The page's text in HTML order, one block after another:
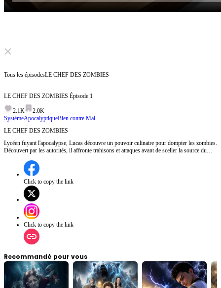
Click to unmute
Tous les épisodesLE CHEF DES ZOMBIES
LE CHEF DES ZOMBIES Épisode 1
2.1K
2.0K
SystèmeApocalyptiqueBien contre Mal
LE CHEF DES ZOMBIES
Lycéen fuyant l'apocalypse, Lucas découvre un pouvoir culinaire pour dompter les zombies.
Découvert par les autorités, il affronte trahisons et attaques avant de sceller la source du
Click to copy the link
Click to copy the link
Recommandé pour vous